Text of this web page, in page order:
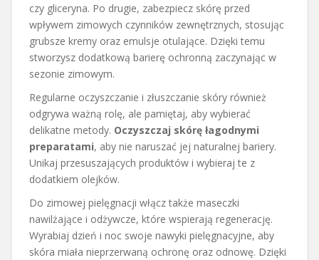
czy gliceryna. Po drugie, zabezpiecz skórę przed
wpływem zimowych czynników zewnętrznych, stosując
grubsze kremy oraz emulsje otulające. Dzięki temu
stworzysz dodatkową barierę ochronną zaczynając w
sezonie zimowym.
Regularne oczyszczanie i złuszczanie skóry również
odgrywa ważną rolę, ale pamiętaj, aby wybierać
delikatne metody. Oczyszczaj skórę łagodnymi
preparatami, aby nie naruszać jej naturalnej bariery.
Unikaj przesuszających produktów i wybieraj te z
dodatkiem olejków.
Do zimowej pielęgnacji włącz także maseczki
nawilżające i odżywcze, które wspierają regenerację.
Wyrabiaj dzień i noc swoje nawyki pielęgnacyjne, aby
skóra miała nieprzerwaną ochronę oraz odnowę. Dzięki